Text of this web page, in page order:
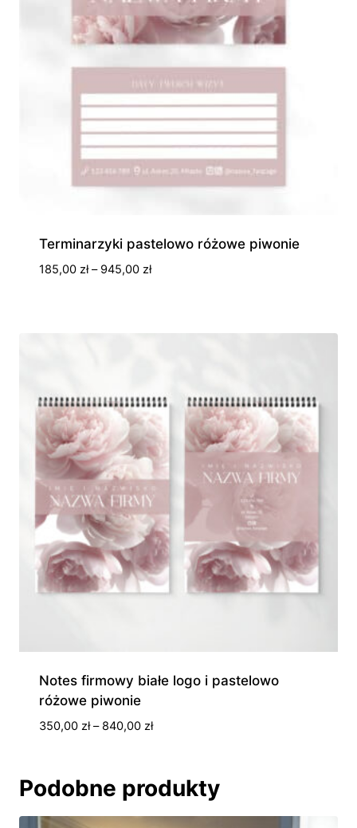
Terminarzyki pastelowo różowe piwonie
185,00 zł – 945,00 złZakres
Notes firmowy białe logo i pastelowo
różowe piwonie
350,00 zł – 840,00 złZakres
350,00 zł
do
840,00 zł
Podobne produkty